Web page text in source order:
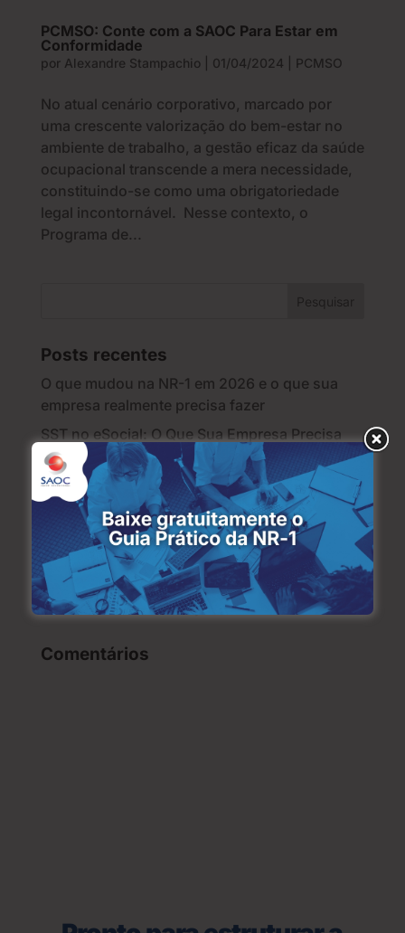
PCMSO: Conte com a SAOC Para Estar em
Conformidade
por Alexandre Stampachio 01/04/2024 PCMSO
No atual cenário corporativo, marcado por
uma crescente valorização do bem-estar no
ambiente de trabalho, a gestão eficaz da saúde
ocupacional transcende a mera necessidade,
constituindo-se como uma obrigatoriedade
legal incontornável. Nesse contexto, o
Programa de...
Posts recentes
O que mudou na NR-1 em 2026 e o que sua
empresa realmente precisa fazer
SST no eSocial: O Que Sua Empresa Precisa
Informar
Quais Treinamentos Devem Ser Informados no
eSocial?
Segurança do Trabalho na Prática: Medidas
Simples que Salvam Vidas
Como o eSocial Reforça a Segurança no
Trabalho com Informações Mais Precisas
Comentários